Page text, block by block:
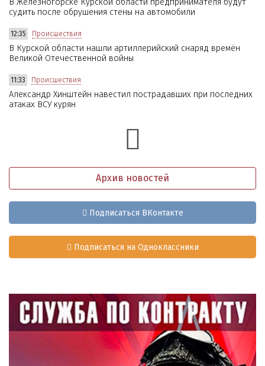
В Железногорске Курской области предпринимателя будут
судить после обрушения стены на автомобили
12:35 Происшествия
В Курской области нашли артиллерийский снаряд времён
Великой Отечественной войны
11:33 Происшествия
Александр Хинштейн навестил пострадавших при последних
атаках ВСУ курян
Архив новостей
Подписаться ВКонтакте
Подписаться на Одноклассники